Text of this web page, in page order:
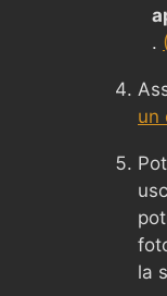
.
un
la